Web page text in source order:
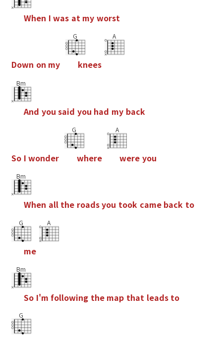
When I was at my worst
Down on my
G
knees
A
Bm
And you said you had my back
So I wonder
G
where
A
were you
Bm
When all the roadsyou took came back to
G
me
A
Bm
So I'm following the map that leads to
G